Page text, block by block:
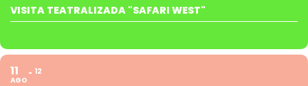
VISITA TEATRALIZADA "SAFARI WEST"
11
AGO
12